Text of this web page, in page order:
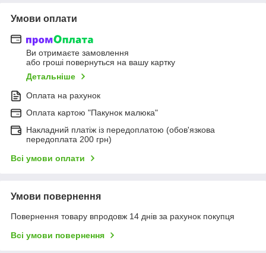
Умови оплати
Ви отримаєте замовлення
або гроші повернуться на вашу картку
Детальніше
Оплата на рахунок
Оплата картою "Пакунок малюка"
Накладний платіж із передоплатою (обов'язкова
передоплата 200 грн)
Всі умови оплати
Умови повернення
Повернення товару впродовж 14 днів за рахунок покупця
Всі умови повернення